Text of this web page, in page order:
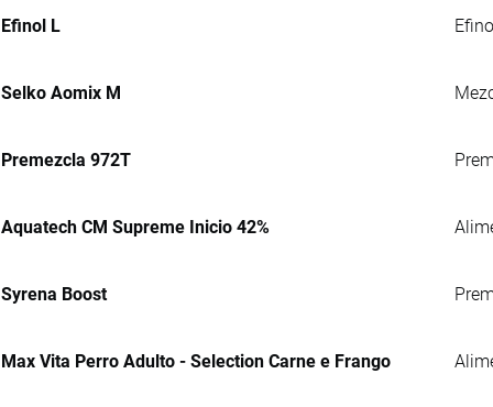
Efinol L
Selko Aomix M
Premezcla 972T
Aquatech CM Supreme Inicio 42%
Syrena Boost
Max Vita Perro Adulto - Selection Carne e Frango